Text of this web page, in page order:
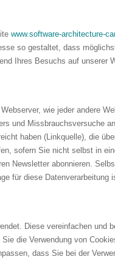
www.software-architecture-
so gestaltet, dass
Ihres Besuchs auf
wie jeder andere
und Missbrauchsversuche
haben (Linkquelle), die
sofern Sie nicht selbst in
Newsletter abonnieren.
für diese Datenverarbeitung
Diese vereinfachen
die Verwendung von
dass Sie bei der